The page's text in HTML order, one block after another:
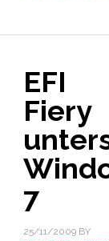
EFI
Fiery
7
25/11/2009BY